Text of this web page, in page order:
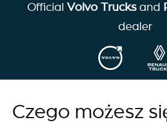
Official Volvo Trucksand
dealer
Czego możesz